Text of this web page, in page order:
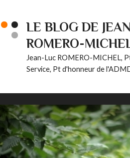
LE BLOG DE
ROMERO-
Jean-Luc ROMERO-MICHEL,
Service, Pt d'honneur de